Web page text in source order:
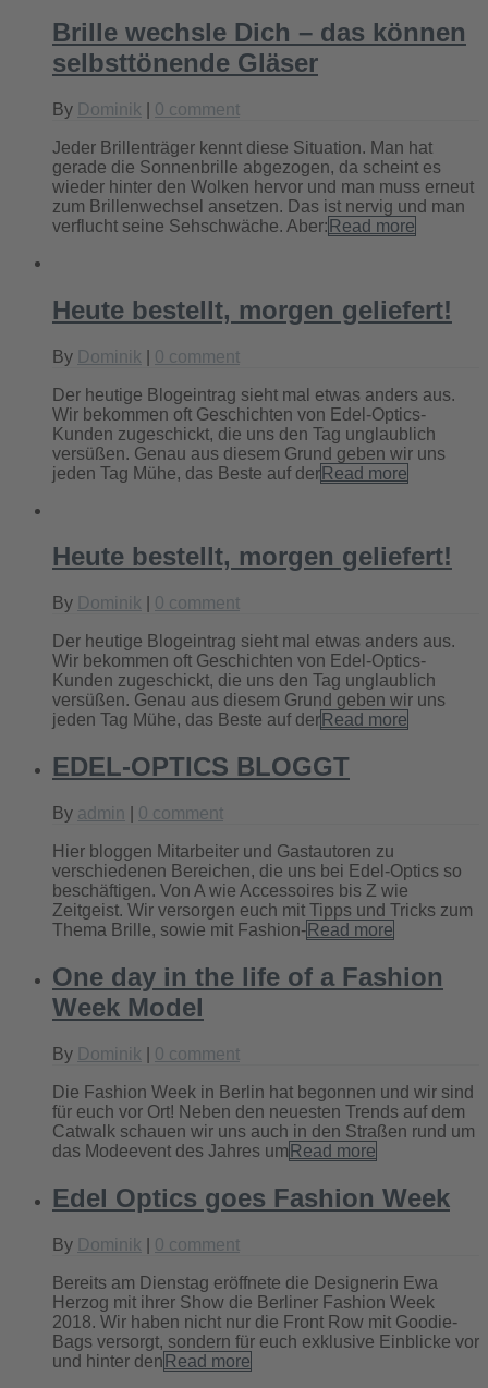
Brille wechsle Dich – das können
selbsttönende Gläser
By Dominik 0 comment
Jeder Brillenträger kennt diese Situation. Man hat
gerade die Sonnenbrille abgezogen, da scheint es
wieder hinter den Wolken hervor und man muss erneut
zum Brillenwechsel ansetzen. Das ist nervig und man
verflucht seine Sehschwäche. Aber: Read more
Heute bestellt, morgen geliefert!
By Dominik 0 comment
Der heutige Blogeintrag sieht mal etwas anders aus.
Wir bekommen oft Geschichten von Edel-Optics-
Kunden zugeschickt, die uns den Tag unglaublich
versüßen. Genau aus diesem Grund geben wir uns
jeden Tag Mühe, das Beste auf der Read more
Heute bestellt, morgen geliefert!
By Dominik 0 comment
Der heutige Blogeintrag sieht mal etwas anders aus.
Wir bekommen oft Geschichten von Edel-Optics-
Kunden zugeschickt, die uns den Tag unglaublich
versüßen. Genau aus diesem Grund geben wir uns
jeden Tag Mühe, das Beste auf der Read more
EDEL-OPTICS BLOGGT
By admin 0 comment
Hier bloggen Mitarbeiter und Gastautoren zu
verschiedenen Bereichen, die uns bei Edel-Optics so
beschäftigen. Von A wie Accessoires bis Z wie
Zeitgeist. Wir versorgen euch mit Tipps und Tricks zum
Thema Brille, sowie mit Fashion- Read more
One day in the life of a Fashion
Week Model
By Dominik 0 comment
Die Fashion Week in Berlin hat begonnen und wir sind
für euch vor Ort! Neben den neuesten Trends auf dem
Catwalk schauen wir uns auch in den Straßen rund um
das Modeevent des Jahres um Read more
Edel Optics goes Fashion Week
By Dominik 0 comment
Bereits am Dienstag eröffnete die Designerin Ewa
Herzog mit ihrer Show die Berliner Fashion Week
2018. Wir haben nicht nur die Front Row mit Goodie-
Bags versorgt, sondern für euch exklusive Einblicke vor
und hinter den Read more